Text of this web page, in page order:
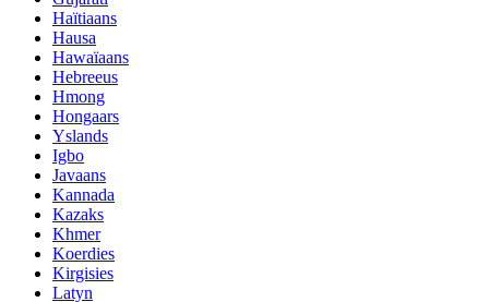
Haïtiaans
Hausa
Hawaïaans
Hebreeus
Hmong
Hongaars
Yslands
Igbo
Javaans
Kannada
Kazaks
Khmer
Koerdies
Kirgisies
Latyn